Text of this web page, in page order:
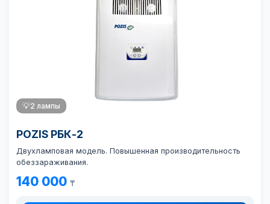
💡2 лампы
POZIS РБК-2
Двухламповая модель. Повышенная производительность
обеззараживания.
140 000 ₸